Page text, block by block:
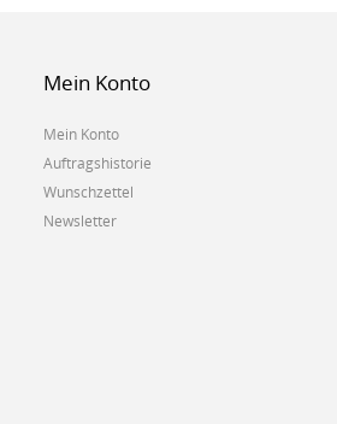
Mein Konto
Mein Konto
Auftragshistorie
Wunschzettel
Newsletter